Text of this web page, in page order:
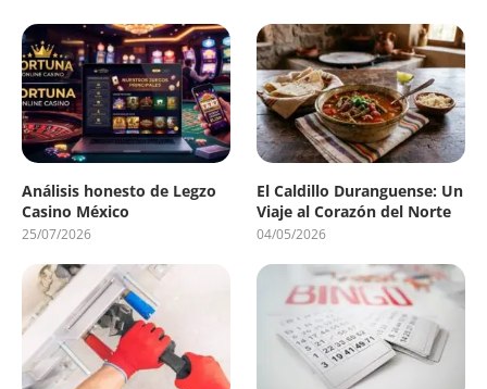
Análisis honesto de Legzo
Casino México
25/07/2026
El Caldillo Duranguense: Un
Viaje al Corazón del Norte
04/05/2026